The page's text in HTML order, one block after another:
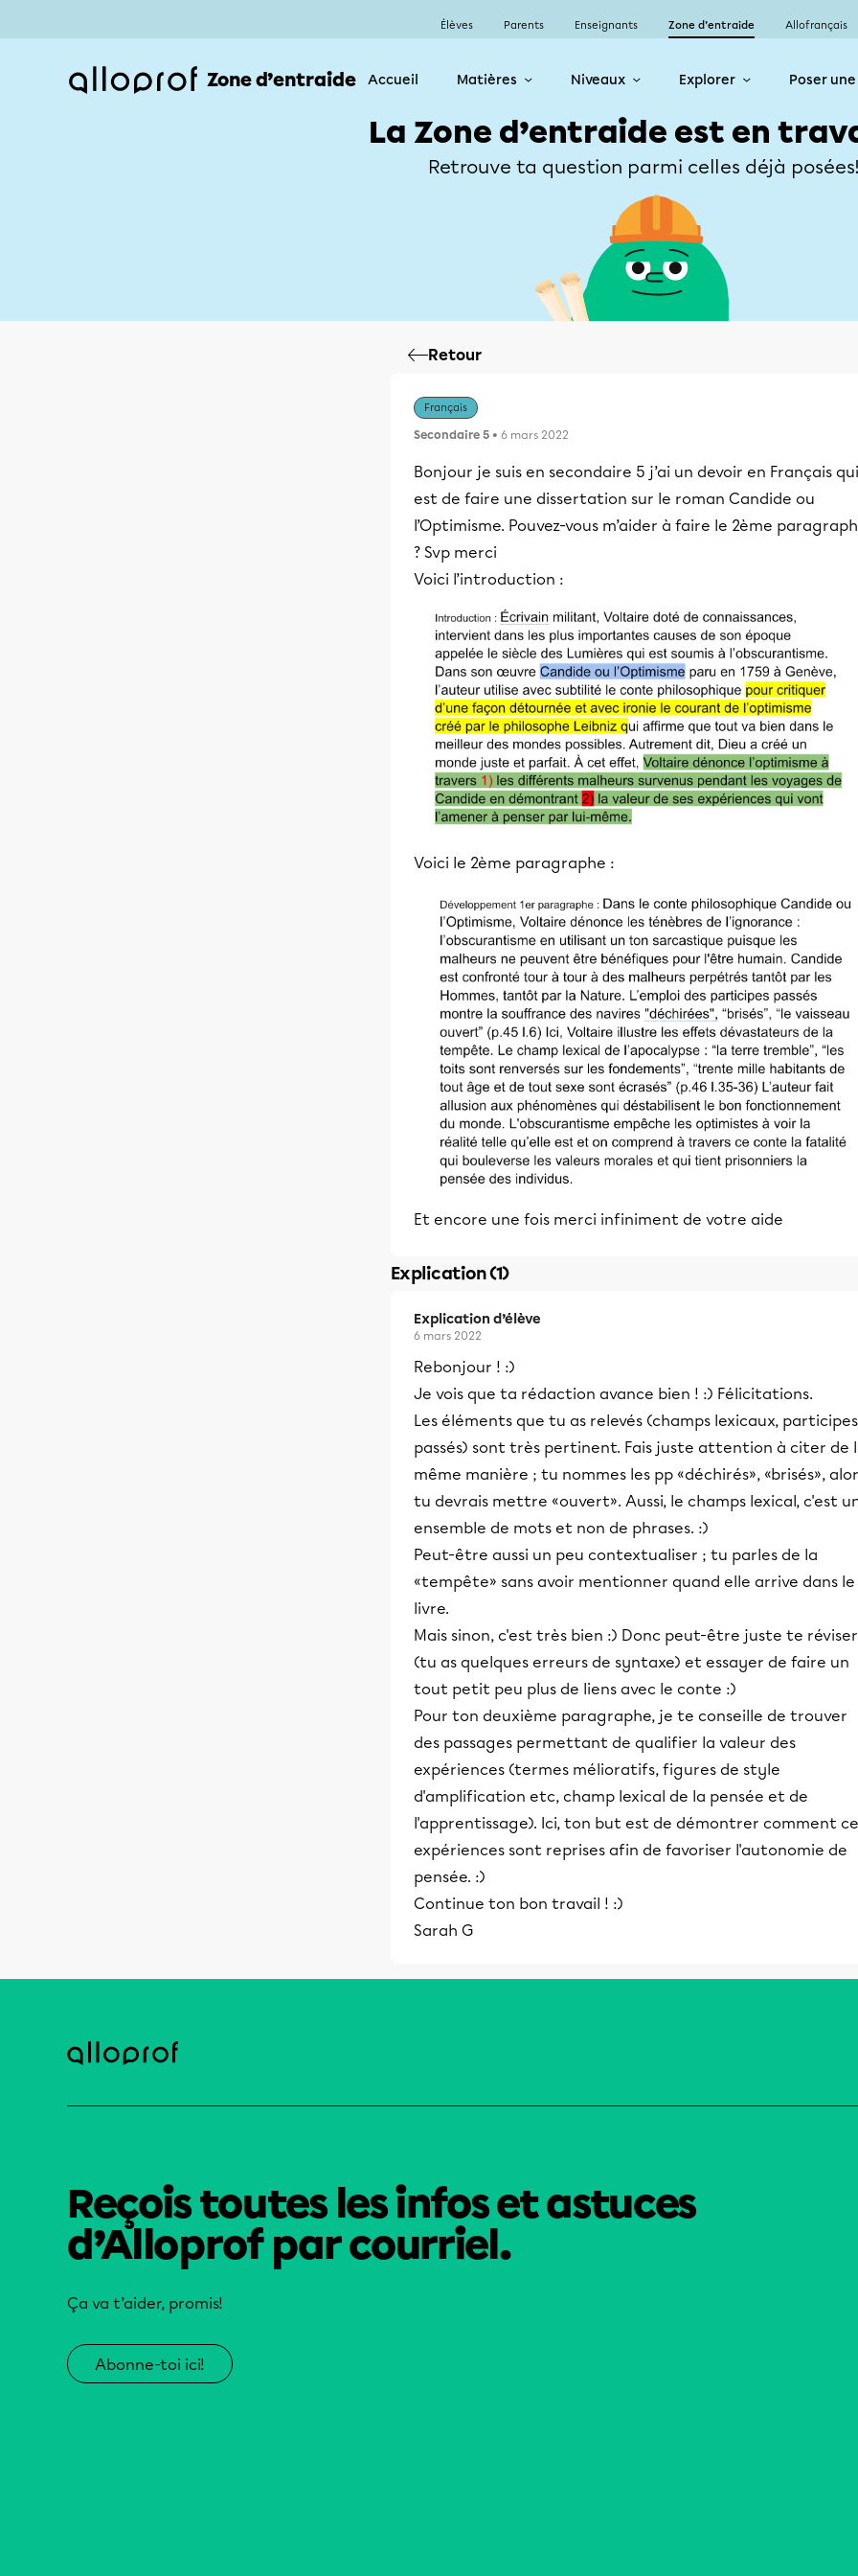
Élèves Parents Enseignants Zone d’entraide Allofrançais
Zone d’entraide Accueil Matières Niveaux Explorer Poser
La Zone d’entraide est en
Retrouve ta question parmi celles déjà
Retour
Français
Secondaire 5 • 6 mars 2022
Bonjour je suis en secondaire 5 j’ai un devoir en Français qui
est de faire une dissertation sur le roman Candide ou
l’Optimisme. Pouvez-vous m’aider à faire le 2ème
? Svp merci
Voici l’introduction :
Voici le 2ème paragraphe :
Et encore une fois merci infiniment de votre aide
Explication (1)
Explication d’élève
6 mars 2022
Rebonjour ! :)
Je vois que ta rédaction avance bien ! :) Félicitations.
Les éléments que tu as relevés (champs lexicaux, participes
passés) sont très pertinent. Fais juste attention à citer de
même manière ; tu nommes les pp «déchirés», «brisés»,
tu devrais mettre «ouvert». Aussi, le champs lexical, c'est
ensemble de mots et non de phrases. :)
Peut-être aussi un peu contextualiser ; tu parles de la
«tempête» sans avoir mentionner quand elle arrive dans le
livre.
Mais sinon, c'est très bien :) Donc peut-être juste te réviser
(tu as quelques erreurs de syntaxe) et essayer de faire un
tout petit peu plus de liens avec le conte :)
Pour ton deuxième paragraphe, je te conseille de trouver
des passages permettant de qualifier la valeur des
expériences (termes mélioratifs, figures de style
d'amplification etc, champ lexical de la pensée et de
l'apprentissage). Ici, ton but est de démontrer comment
expériences sont reprises afin de favoriser l'autonomie de
pensée. :)
Continue ton bon travail ! :)
Sarah G
Reçois toutes les infos et astuces
d’Alloprof par courriel.
Ça va t’aider, promis!
Abonne-toi ici!